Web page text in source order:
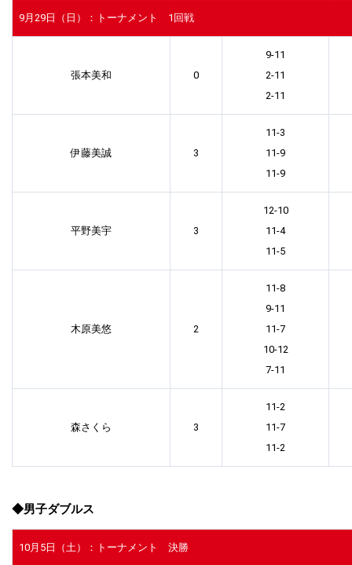
9月29日（日）：トーナメント 1回戦
張本美和 0
9-11
2-11
2-11
伊藤美誠 3
11-3
11-9
11-9
平野美宇 3
12-10
11-4
11-5
木原美悠 2
11-8
9-11
11-7
10-12
7-11
森さくら 3
11-2
11-7
11-2
◆男子ダブルス
10月5日（土）：トーナメント 決勝